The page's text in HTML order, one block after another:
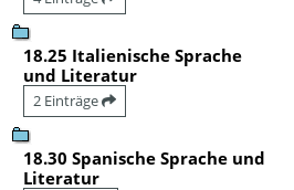
18.25 Italienische Sprache
und Literatur
2 Einträge
18.30 Spanische Sprache und
Literatur